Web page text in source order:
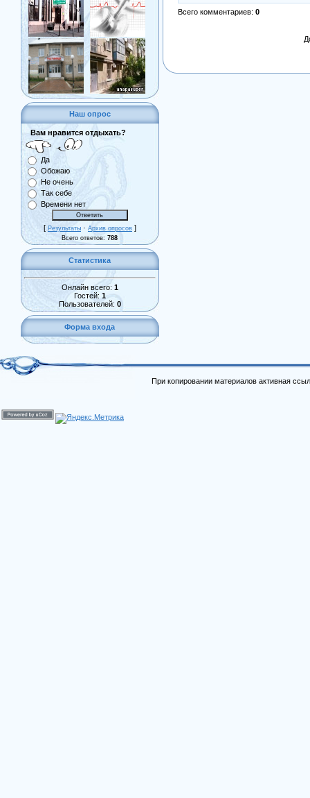
Наш опрос
Вам нравится отдыхать?
Да
Обожаю
Не очень
Так себе
Времени нет
[ Результаты · Архив опросов ]
Всего ответов:788
Статистика
Онлайн всего: 1
Гостей: 1
Пользователей: 0
Форма входа
Всего комментариев: 0
При копировании материалов активная